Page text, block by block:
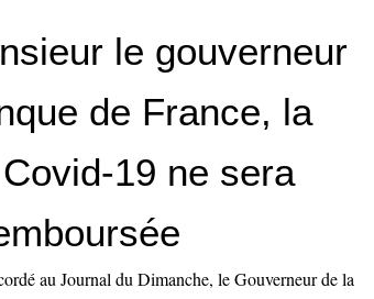
le gouverneur
de France, la
19 ne sera
au Journal du Dimanche, le Gouverneur de la